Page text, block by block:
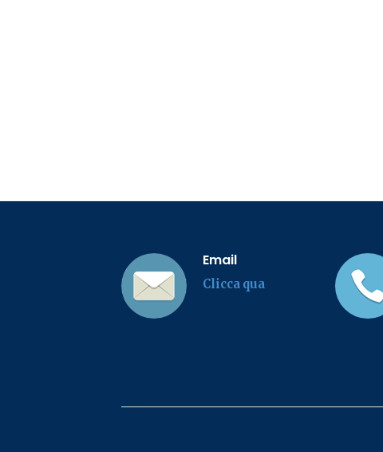
Email
Clicca qua